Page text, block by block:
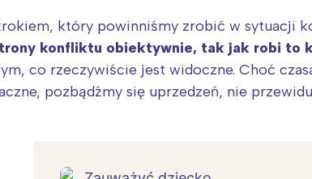
który powinniśmy zrobić w sytuacji
konfliktu obiektywnie, tak jak robi to
co rzeczywiście jest widoczne. Choć
pozbądźmy się uprzedzeń, nie